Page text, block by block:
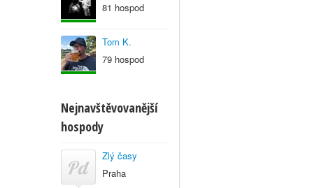
81 hospod
Tom K.
79 hospod
Nejnavštěvovanější
hospody
Zlý časy
Praha